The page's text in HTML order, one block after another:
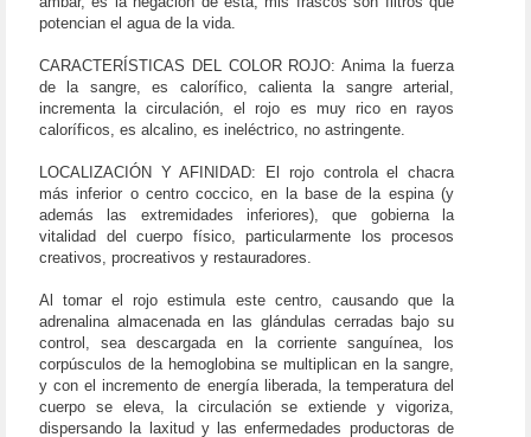
potencian el agua de la vida.
CARACTERÍSTICAS DEL COLOR ROJO: Anima la fuerza
de la sangre, es calorífico, calienta la sangre arterial,
incrementa la circulación, el rojo es muy rico en rayos
caloríficos, es alcalino, es ineléctrico, no astringente.
LOCALIZACIÓN Y AFINIDAD: El rojo controla el chacra
más inferior o centro coccico, en la base de la espina (y
además las extremidades inferiores), que gobierna la
vitalidad del cuerpo físico, particularmente los procesos
creativos, procreativos y restauradores.
Al tomar el rojo estimula este centro, causando que la
adrenalina almacenada en las glándulas cerradas bajo su
control, sea descargada en la corriente sanguínea, los
corpúsculos de la hemoglobina se multiplican en la sangre,
y con el incremento de energía liberada, la temperatura del
cuerpo se eleva, la circulación se extiende y vigoriza,
dispersando la laxitud y las enfermedades productoras de